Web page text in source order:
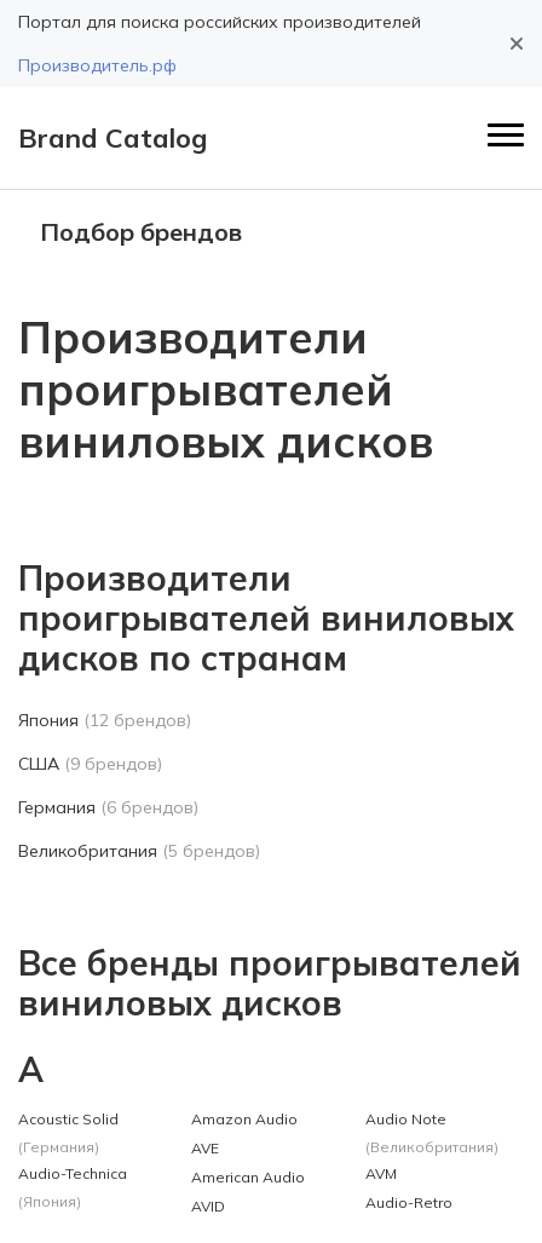
Портал для поиска российских производителей
Производитель.рф
Brand Catalog
Подбор брендов
Производители
проигрывателей
виниловых дисков
Производители
проигрывателей виниловых
дисков по странам
Япония (12 брендов)
США (9 брендов)
Германия (6 брендов)
Великобритания (5 брендов)
Все бренды проигрывателей
виниловых дисков
A
Acoustic Solid
(Германия)
Audio-Technica
(Япония)
Amazon Audio
AVE
American Audio
AVID
Audio Note
(Великобритания)
AVM
Audio-Retro